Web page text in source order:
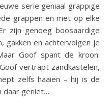
serie geniaal grappige
grappen en met op elke
zijn genoeg boosaardige
gakken en achtervolgen je
Goof spant de kroon:
vertrapt zandkastelen,
zelfs haaien – hij is de
daar geniet…